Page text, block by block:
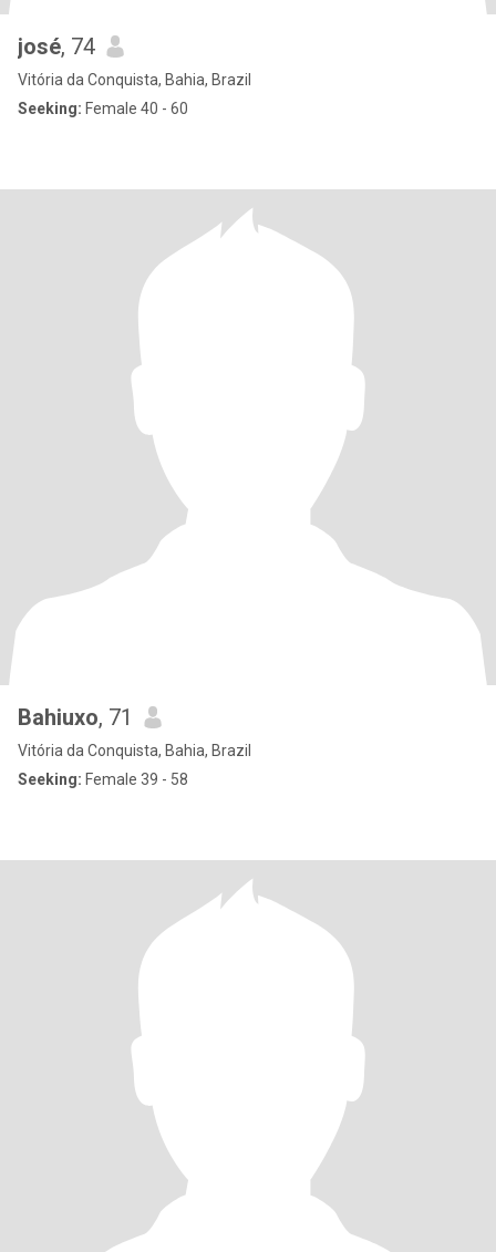
josé, 74
Vitória da Conquista, Bahia, Brazil
Seeking: Female 40 - 60
Bahiuxo, 71
Vitória da Conquista, Bahia, Brazil
Seeking: Female 39 - 58